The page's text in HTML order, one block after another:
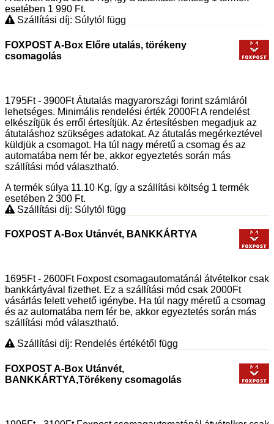
esetében 1 990 Ft.
Szállítási díj: Súlytól függ
FOXPOST A-Box Előre utalás, törékeny
csomagolás
1795Ft - 3900Ft Átutalás magyarországi forint számláról
lehetséges. Minimális rendelési érték 2000Ft A rendelést
elkészítjük és erről értesítjük. Az értesítésben megadjuk az
átutaláshoz szükséges adatokat. Az átutalás megérkeztével
küldjük a csomagot. Ha túl nagy méretű a csomag és az
automatába nem fér be, akkor egyeztetés során más
szállítási mód választható.
A termék súlya 11.10 Kg, így a szállítási költség 1 termék
esetében 2 300 Ft.
Szállítási díj: Súlytól függ
FOXPOST A-Box Utánvét, BANKKÁRTYA
1695Ft - 2600Ft Foxpost csomagautomatánál átvételkor csak
bankkártyával fizethet. Ez a szállítási mód csak 2000Ft
vásárlás felett vehető igénybe. Ha túl nagy méretű a csomag
és az automatába nem fér be, akkor egyeztetés során más
szállítási mód választható.
Szállítási díj: Rendelés értékétől függ
FOXPOST A-Box Utánvét,
BANKKÁRTYA,Törékeny csomagolás